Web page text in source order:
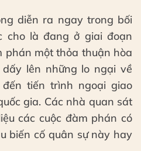
diễn ra ngay trong bối
cho là đang ở giai đoạn
phán một thỏa thuận hòa
lên những lo ngại về
tiến trình ngoại giao
gia. Các nhà quan sát
các cuộc đàm phán có
biến cố quân sự này hay